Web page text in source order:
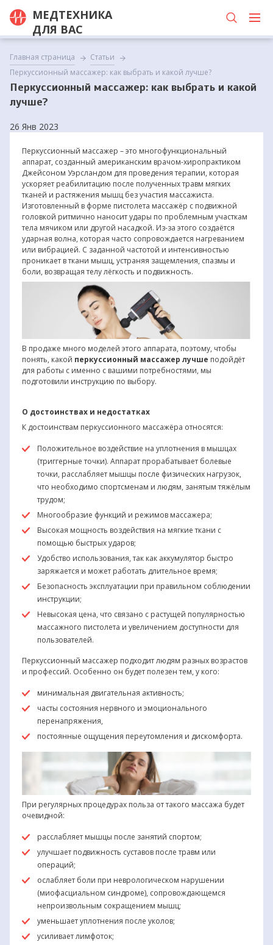
МЕДТЕХНИКА
ДЛЯ ВАС
Главная страница
Статьи
Перкуссионный массажер: как выбрать и какой лучше?
Перкуссионный массажер: как выбрать и какой
лучше?
26 Янв 2023
Перкуссионный массажер – это многофункциональный
аппарат, созданный американским врачом-хиропрактиком
Джейсоном Уэрсландом для проведения терапии, которая
ускоряет реабилитацию после полученных травм мягких
тканей и растяжения мышц без участия массажиста.
Изготовленный в форме пистолета массажёр с подвижной
головкой ритмично наносит удары по проблемным участкам
тела мячиком или другой насадкой. Из-за этого создаётся
ударная волна, которая часто сопровождается нагреванием
или вибрацией. С заданной частотой и интенсивностью
проникает в ткани мышц, устраняя защемления, спазмы и
боли, возвращая телу лёгкость и подвижность.
В продаже много моделей этого аппарата, поэтому, чтобы
понять, какой перкуссионный массажер лучше подойдёт
для работы с именно с вашими потребностями, мы
подготовили инструкцию по выбору.
О достоинствах и недостатках
К достоинствам перкуссионного массажёра относятся:
Положительное воздействие на уплотнения в мышцах
(триггерные точки). Аппарат прорабатывает болевые
точки, расслабляет мышцы после физических нагрузок,
что необходимо спортсменам и людям, занятым тяжёлым
трудом;
Многообразие функций и режимов массажера;
Высокая мощность воздействия на мягкие ткани с
помощью быстрых ударов;
Удобство использования, так как аккумулятор быстро
заряжается и может работать длительное время;
Безопасность эксплуатации при правильном соблюдении
инструкции;
Невысокая цена, что связано с растущей популярностью
массажного пистолета и увеличением доступности для
пользователей.
Перкуссионный массажер подходит людям разных возрастов
и профессий. Особенно он будет полезен тем, у кого:
минимальная двигательная активность;
часты состояния нервного и эмоционального
перенапряжения,
постоянные ощущения переутомления и дискомфорта.
При регулярных процедурах польза от такого массажа будет
очевидной:
расслабляет мышцы после занятий спортом;
улучшает подвижность суставов после травм или
операций;
ослабляет боли при неврологическом нарушении
(миофасциальном синдроме), сопровождающемся
непроизвольным сокращением мышц;
уменьшает уплотнения после уколов;
усиливает лимфоток;